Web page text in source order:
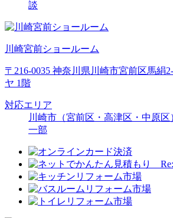
談
川崎宮前ショールーム
〒216-0035 神奈川県川崎市宮前区馬絹
ヤ 1階
対応エリア
川崎市（宮前区・高津区・中原
一部